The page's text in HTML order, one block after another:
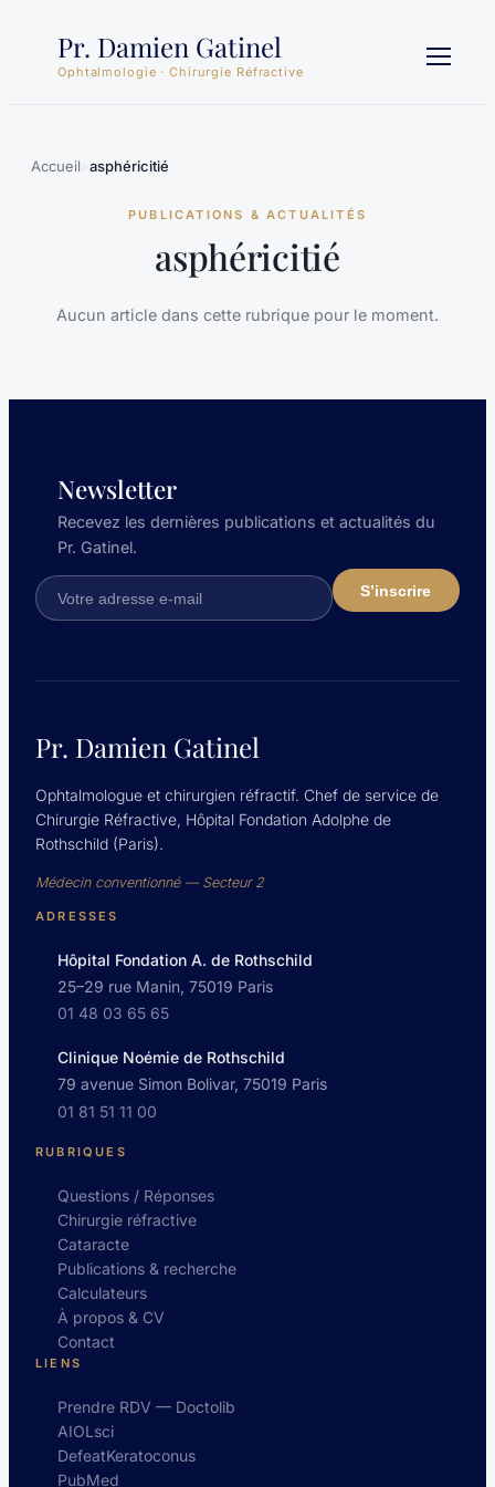
contenu
Pr. Damien Gatinel
Ophtalmologie · Chirurgie Réfractive
Accueil asphéricitié
PUBLICATIONS & ACTUALITÉS
asphéricitié
Aucun article dans cette rubrique pour le moment.
Newsletter
Recevez les dernières publications et actualités du
Pr. Gatinel.
Pr. Damien Gatinel
Ophtalmologue et chirurgien réfractif. Chef de service de
Chirurgie Réfractive, Hôpital Fondation Adolphe de
Rothschild (Paris).
Médecin conventionné — Secteur 2
ADRESSES
Hôpital Fondation A. de Rothschild
25–29 rue Manin, 75019 Paris
01 48 03 65 65
Clinique Noémie de Rothschild
79 avenue Simon Bolivar, 75019 Paris
01 81 51 11 00
RUBRIQUES
Questions / Réponses
Chirurgie réfractive
Cataracte
Publications & recherche
Calculateurs
À propos & CV
Contact
LIENS
Prendre RDV — Doctolib
AIOLsci
DefeatKeratoconus
PubMed